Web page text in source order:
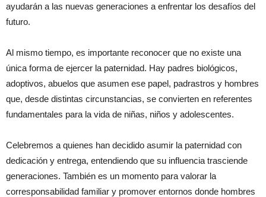
ayudarán a las nuevas generaciones a enfrentar los desafíos del
futuro.
Al mismo tiempo, es importante reconocer que no existe una
única forma de ejercer la paternidad. Hay padres biológicos,
adoptivos, abuelos que asumen ese papel, padrastros y hombres
que, desde distintas circunstancias, se convierten en referentes
fundamentales para la vida de niñas, niños y adolescentes.
Celebremos a quienes han decidido asumir la paternidad con
dedicación y entrega, entendiendo que su influencia trasciende
generaciones. También es un momento para valorar la
corresponsabilidad familiar y promover entornos donde hombres